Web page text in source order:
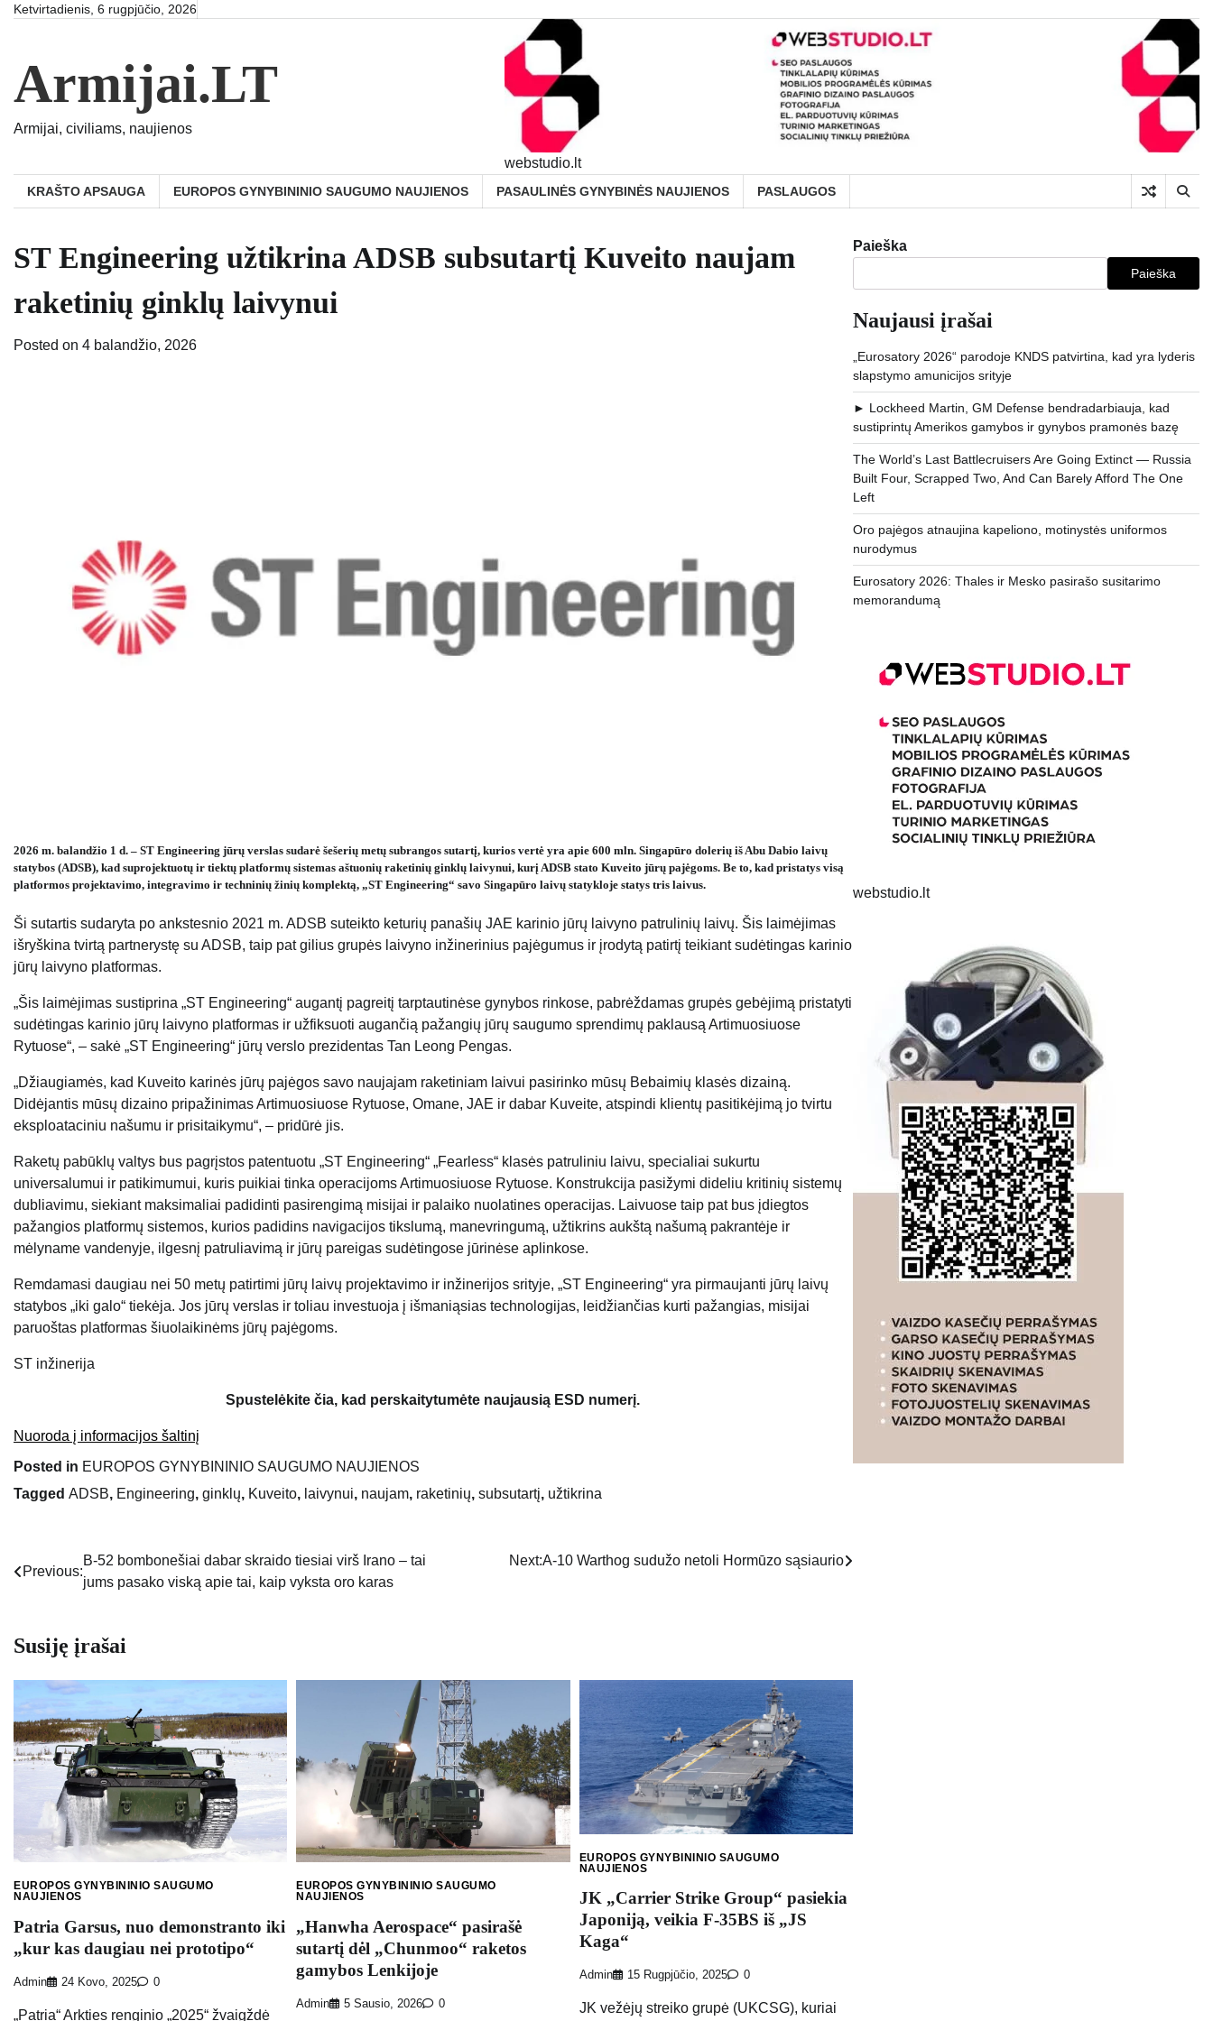
SkipKetvirtadienis, 6 rugpjūčio, 2026
Armijai.LT
Armijai, civiliams, naujienos
webstudio.lt
KRAŠTO APSAUGA EUROPOS GYNYBININIO SAUGUMO NAUJIENOS PASAULINĖS GYNYBINĖS NAUJIENOS PASLAUGOS
ST Engineering užtikrina ADSB subsutartį Kuveito naujam
raketinių ginklų laivynui
Posted on 4 balandžio, 2026
2026 m. balandžio 1 d. – ST Engineering jūrų verslas sudarė šešerių metų subrangos sutartį, kurios vertė yra apie 600 mln. Singapūro dolerių iš Abu Dabio laivų
statybos (ADSB), kad suprojektuotų ir tiektų platformų sistemas aštuonių raketinių ginklų laivynui, kurį ADSB stato Kuveito jūrų pajėgoms. Be to, kad pristatys visą
platformos projektavimo, integravimo ir techninių žinių komplektą, „ST Engineering“ savo Singapūro laivų statykloje statys tris laivus.
Ši sutartis sudaryta po ankstesnio 2021 m. ADSB suteikto keturių panašių JAE karinio jūrų laivyno patrulinių laivų. Šis laimėjimas
išryškina tvirtą partnerystę su ADSB, taip pat gilius grupės laivyno inžinerinius pajėgumus ir įrodytą patirtį teikiant sudėtingas karinio
jūrų laivyno platformas.
„Šis laimėjimas sustiprina „ST Engineering“ augantį pagreitį tarptautinėse gynybos rinkose, pabrėždamas grupės gebėjimą pristatyti
sudėtingas karinio jūrų laivyno platformas ir užfiksuoti augančią pažangių jūrų saugumo sprendimų paklausą Artimuosiuose
Rytuose“, – sakė „ST Engineering“ jūrų verslo prezidentas Tan Leong Pengas.
„Džiaugiamės, kad Kuveito karinės jūrų pajėgos savo naujajam raketiniam laivui pasirinko mūsų Bebaimių klasės dizainą.
Didėjantis mūsų dizaino pripažinimas Artimuosiuose Rytuose, Omane, JAE ir dabar Kuveite, atspindi klientų pasitikėjimą jo tvirtu
eksploataciniu našumu ir prisitaikymu“, – pridūrė jis.
Raketų pabūklų valtys bus pagrįstos patentuotu „ST Engineering“ „Fearless“ klasės patruliniu laivu, specialiai sukurtu
universalumui ir patikimumui, kuris puikiai tinka operacijoms Artimuosiuose Rytuose. Konstrukcija pasižymi dideliu kritinių sistemų
dubliavimu, siekiant maksimaliai padidinti pasirengimą misijai ir palaiko nuolatines operacijas. Laivuose taip pat bus įdiegtos
pažangios platformų sistemos, kurios padidins navigacijos tikslumą, manevringumą, užtikrins aukštą našumą pakrantėje ir
mėlyname vandenyje, ilgesnį patruliavimą ir jūrų pareigas sudėtingose ​​​​jūrinėse aplinkose.
Remdamasi daugiau nei 50 metų patirtimi jūrų laivų projektavimo ir inžinerijos srityje, „ST Engineering“ yra pirmaujanti jūrų laivų
statybos „iki galo“ tiekėja. Jos jūrų verslas ir toliau investuoja į išmaniąsias technologijas, leidžiančias kurti pažangias, misijai
paruoštas platformas šiuolaikinėms jūrų pajėgoms.
ST inžinerija
Spustelėkite čia, kad perskaitytumėte naujausią ESD numerį.
Nuoroda į informacijos šaltinį
Posted in EUROPOS GYNYBININIO SAUGUMO NAUJIENOS
Tagged ADSB, Engineering, ginklų, Kuveito, laivynui, naujam, raketinių, subsutartį, užtikrina
Navigacija
Previous:
B-52 bombonešiai dabar skraido tiesiai virš Irano – tai
jums pasako viską apie tai, kaip vyksta oro karas
Next:A-10 Warthog sudužo netoli Hormūzo sąsiaurio
Susiję įrašai
EUROPOS GYNYBININIO SAUGUMO
NAUJIENOS
Patria Garsus, nuo demonstranto iki
„kur kas daugiau nei prototipo“
Admin 24 Kovo, 2025 0
„Patria“ Arkties renginio „2025“ žvaigždė
EUROPOS GYNYBININIO SAUGUMO
NAUJIENOS
„Hanwha Aerospace“ pasirašė
sutartį dėl „Chunmoo“ raketos
gamybos Lenkijoje
Admin 5 Sausio, 2026 0
EUROPOS GYNYBININIO SAUGUMO
NAUJIENOS
JK „Carrier Strike Group“ pasiekia
Japoniją, veikia F-35BS iš „JS
Kaga“
Admin 15 Rugpjūčio, 2025 0
JK vežėjų streiko grupė (UKCSG), kuriai
Paieška
Paieška
Naujausi įrašai
„Eurosatory 2026“ parodoje KNDS patvirtina, kad yra lyderis
slapstymo amunicijos srityje
► Lockheed Martin, GM Defense bendradarbiauja, kad
sustiprintų Amerikos gamybos ir gynybos pramonės bazę
The World’s Last Battlecruisers Are Going Extinct — Russia
Built Four, Scrapped Two, And Can Barely Afford The One
Left
Oro pajėgos atnaujina kapeliono, motinystės uniformos
nurodymus
Eurosatory 2026: Thales ir Mesko pasirašo susitarimo
memorandumą
webstudio.lt